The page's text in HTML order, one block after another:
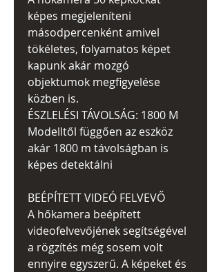
képes megjeleníteni
másodpercenként amivel
tökéletes, folyamatos képet
kapunk akár mozgó
objektumok megfigyelése
közben is.
ÉSZLELÉSI TÁVOLSÁG: 1800 M
Modelltől függően az eszköz
akár 1800 m távolságban is
képes detektálni
BEÉPÍTETT VIDEÓ FELVEVŐ
A hőkamera beépített
videofelvevőjének segítségével
a rögzítés még sosem volt
ennyire egyszerű. A képeket és